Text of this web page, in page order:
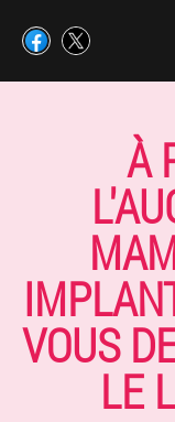
À
VOUS
LE